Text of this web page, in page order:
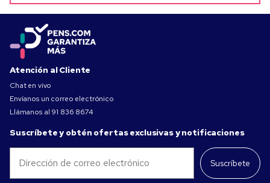
Atención al Cliente
Chat en vivo
Envíanos un correo electrónico
Llámanos al 91 836 8674
Suscríbete y obtén ofertas exclusivas y notificaciones
Suscríbete